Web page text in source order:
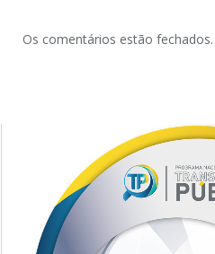
Os comentários estão fechados.